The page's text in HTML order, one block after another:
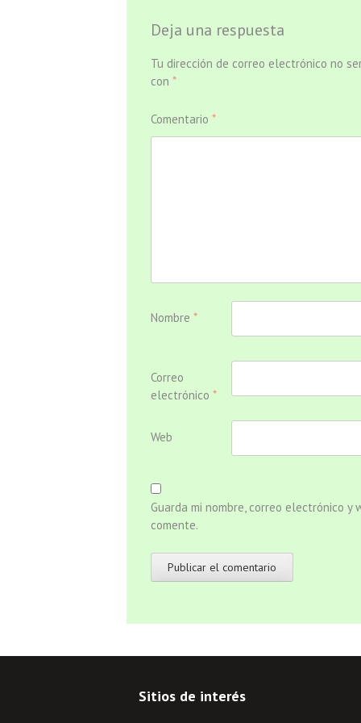
Deja una respuesta
Tu dirección de correo electrónico no
con *
Comentario *
Nombre *
Correo
electrónico *
Web
Guarda mi nombre, correo electrónico
comente.
Sitios de interés